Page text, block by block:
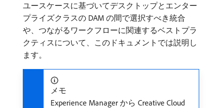
ユースケースに基づいてデスクトップとエンター
プライズクラスの DAM の間で選択すべき統合
や、つながるワークフローに関連するベストプラ
クティスについて、このドキュメントでは説明し
ます。
メモ
Experience Manager から Creative Cloud